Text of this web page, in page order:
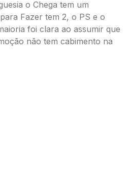
o Chega tem um
Fazer tem 2, o PS e o
foi clara ao assumir que
não tem cabimento na